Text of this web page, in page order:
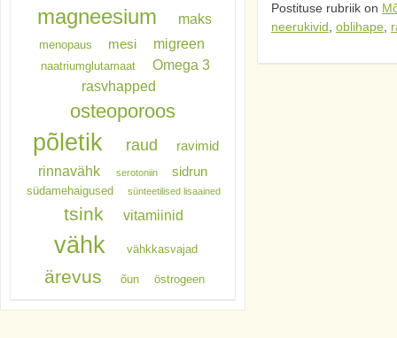
Postituse rubriik on
neerukivid oblihape
magneesium maks
menopaus mesi migreen
naatriumglutamaat
Omega 3
rasvhapped
osteoporoos
põletik raud ravimid
rinnavähk serotoniin sidrun
südamehaigused sünteetilised lisaained
tsink vitamiinid
vähk vähkkasvajad
ärevus õun östrogeen